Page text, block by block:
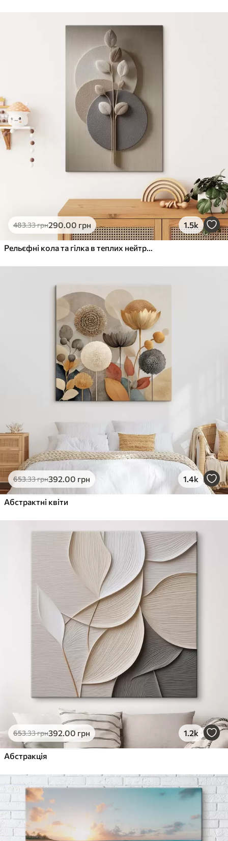
Яскраві, насичені кольори
Стійкість до вицвітання
Безпечне чорнило без запаху
Поверхня з текстурою полотна
Екологічний матеріал
Преміум
Від363
Яскраві, насичені кольори
Стійкість до вицвітання
Безпечне чорнило без запаху
Поверхня з текстурою полотна
Еко-Преміум
.00грн
✓Яскраві, насичені кольори
Поверхня з текстурою полотна
Екологічний матеріал
483.33грн290.00 грн 1.5k
Рельєфні кола та гілка в теплих нейтральних тонах
653.33грн392.00 грн 1.4k
Абстрактні квіти
653.33грн392.00 грн 1.2k
Абстракція